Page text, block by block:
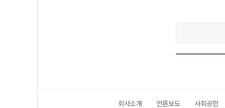
회사소개 언론보도 사회공헌